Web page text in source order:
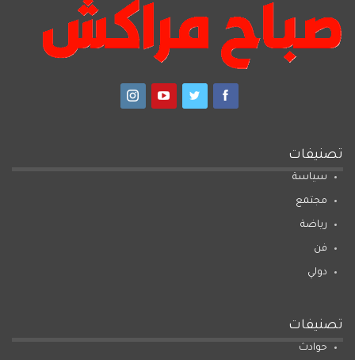
تصنيفات
سياسة
مجتمع
رياضة
فن
دولي
تصنيفات
حوادث